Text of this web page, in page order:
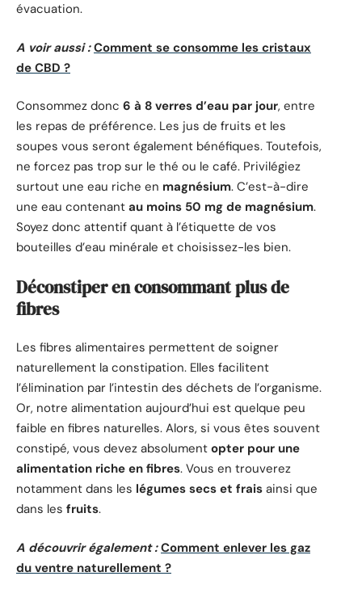
évacuation.
A voir aussi : Comment se consomme les cristaux
de CBD ?
Consommez donc 6 à 8 verres d’eau par jour, entre
les repas de préférence. Les jus de fruits et les
soupes vous seront également bénéfiques. Toutefois,
ne forcez pas trop sur le thé ou le café. Privilégiez
surtout une eau riche en magnésium. C’est-à-dire
une eau contenant au moins 50 mg de magnésium.
Soyez donc attentif quant à l’étiquette de vos
bouteilles d’eau minérale et choisissez-les bien.
Déconstiper en consommant plus de
fibres
Les fibres alimentaires permettent de soigner
naturellement la constipation. Elles facilitent
l’élimination par l’intestin des déchets de l’organisme.
Or, notre alimentation aujourd’hui est quelque peu
faible en fibres naturelles. Alors, si vous êtes souvent
constipé, vous devez absolument opter pour une
alimentation riche en fibres. Vous en trouverez
notamment dans les légumes secs et frais ainsi que
dans les fruits.
A découvrir également : Comment enlever les gaz
du ventre naturellement ?